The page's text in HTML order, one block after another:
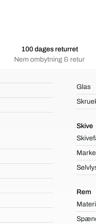
100 dages returret
Nem ombytning & retur
Glas
Skive
Rem